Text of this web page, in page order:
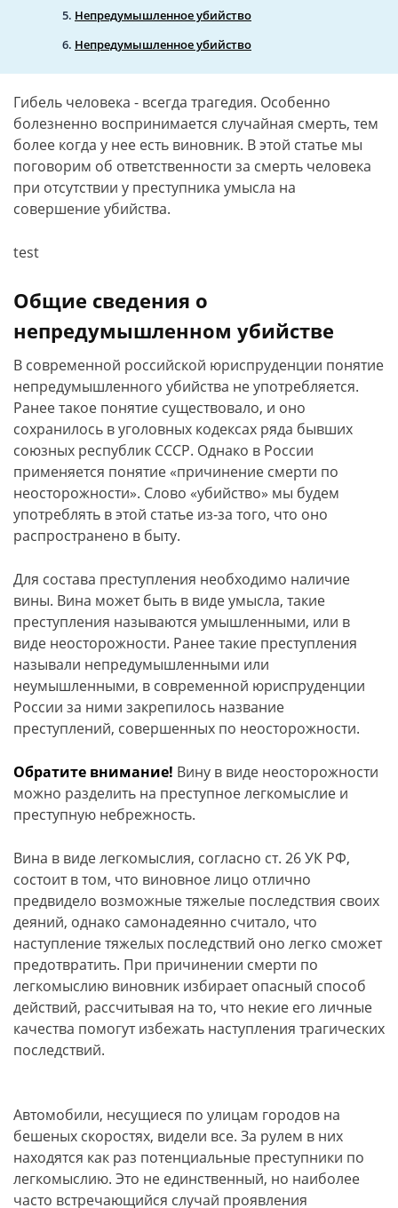
Непредумышленное убийство
Непредумышленное убийство
Гибель человека - всегда трагедия. Особенно
болезненно воспринимается случайная смерть, тем
более когда у нее есть виновник. В этой статье мы
поговорим об ответственности за смерть человека
при отсутствии у преступника умысла на
совершение убийства.
test
Общие сведения о
непредумышленном убийстве
В современной российской юриспруденции понятие
непредумышленного убийства не употребляется.
Ранее такое понятие существовало, и оно
сохранилось в уголовных кодексах ряда бывших
союзных республик СССР. Однако в России
применяется понятие «причинение смерти по
неосторожности». Слово «убийство» мы будем
употреблять в этой статье из-за того, что оно
распространено в быту.
Для состава преступления необходимо наличие
вины. Вина может быть в виде умысла, такие
преступления называются умышленными, или в
виде неосторожности. Ранее такие преступления
называли непредумышленными или
неумышленными, в современной юриспруденции
России за ними закрепилось название
преступлений, совершенных по неосторожности.
Обратите внимание! Вину в виде неосторожности
можно разделить на преступное легкомыслие и
преступную небрежность.
Вина в виде легкомыслия, согласно ст. 26 УК РФ,
состоит в том, что виновное лицо отлично
предвидело возможные тяжелые последствия своих
деяний, однако самонадеянно считало, что
наступление тяжелых последствий оно легко сможет
предотвратить. При причинении смерти по
легкомыслию виновник избирает опасный способ
действий, рассчитывая на то, что некие его личные
качества помогут избежать наступления трагических
последствий.
Автомобили, несущиеся по улицам городов на
бешеных скоростях, видели все. За рулем в них
находятся как раз потенциальные преступники по
легкомыслию. Это не единственный, но наиболее
часто встречающийся случай проявления